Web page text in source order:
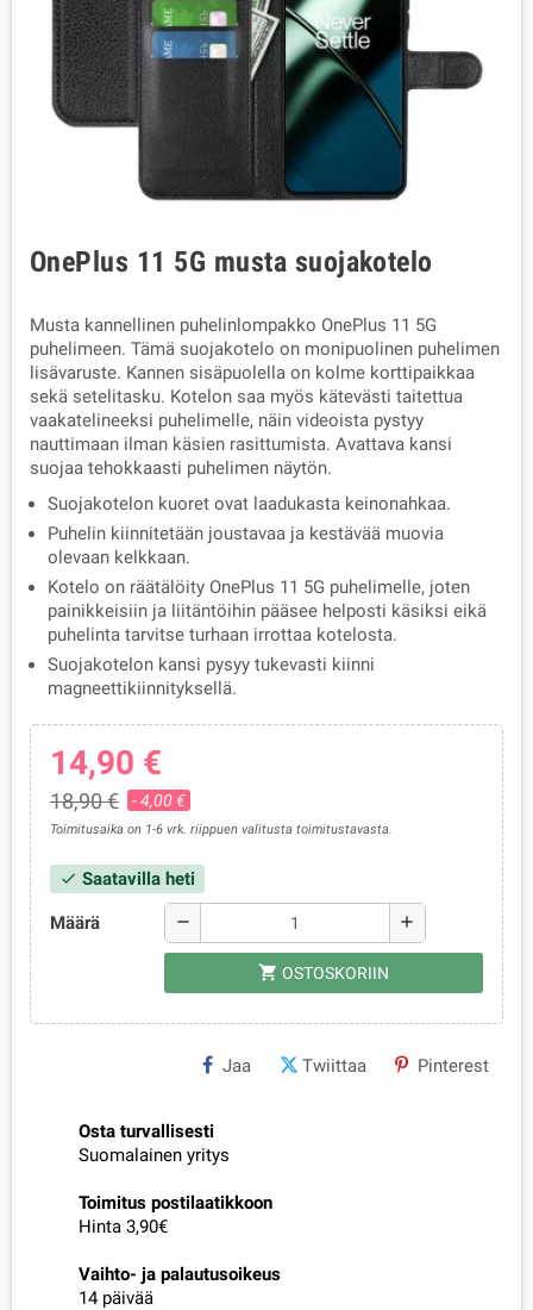
OnePlus 11 5G musta suojakotelo
Musta kannellinen puhelinlompakko OnePlus 11 5G
puhelimeen. Tämä suojakotelo on monipuolinen puhelimen
lisävaruste. Kannen sisäpuolella on kolme korttipaikkaa
sekä setelitasku. Kotelon saa myös kätevästi taitettua
vaakatelineeksi puhelimelle, näin videoista pystyy
nauttimaan ilman käsien rasittumista. Avattava kansi
suojaa tehokkaasti puhelimen näytön.
Suojakotelon kuoret ovat laadukasta keinonahkaa.
Puhelin kiinnitetään joustavaa ja kestävää muovia
olevaan kelkkaan.
Kotelo on räätälöity OnePlus 11 5G puhelimelle, joten
painikkeisiin ja liitäntöihin pääsee helposti käsiksi eikä
puhelinta tarvitse turhaan irrottaa kotelosta.
Suojakotelon kansi pysyy tukevasti kiinni
magneettikiinnityksellä.
14,90 €
18,90 € - 4,00 €
Toimitusaika on 1-6 vrk. riippuen valitusta toimitustavasta.
check Saatavilla heti
Määrä remove add
shopping_cart OSTOSKORIIN
Jaa Twiittaa Pinterest
Osta turvallisesti
Suomalainen yritys
Toimitus postilaatikkoon
Hinta 3,90€
Vaihto- ja palautusoikeus
14 päivää